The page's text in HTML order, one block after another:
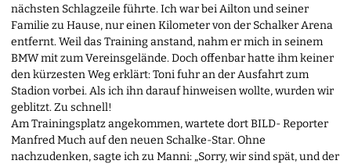
nächsten Schlagzeile führte. Ich war bei Ailton und seiner
Familie zu Hause, nur einen Kilometer von der Schalker Arena
entfernt. Weil das Training anstand, nahm er mich in seinem
BMW mit zum Vereinsgelände. Doch offenbar hatte ihm keiner
den kürzesten Weg erklärt: Toni fuhr an der Ausfahrt zum
Stadion vorbei. Als ich ihn darauf hinweisen wollte, wurden wir
geblitzt. Zu schnell!
Am Trainingsplatz angekommen, wartete dort BILD- Reporter
Manfred Much auf den neuen Schalke-Star. Ohne
nachzudenken, sagte ich zu Manni: „Sorry, wir sind spät, und der